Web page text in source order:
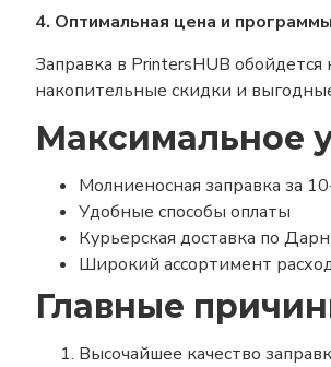
4. Оптимальная цена и
Заправка в PrintersHUB
накопительные скидки и
Максимальное
Молниеносная заправка за
Удобные способы оплаты
Курьерская доставка по
Широкий ассортимент
Главные
Высочайшее качество